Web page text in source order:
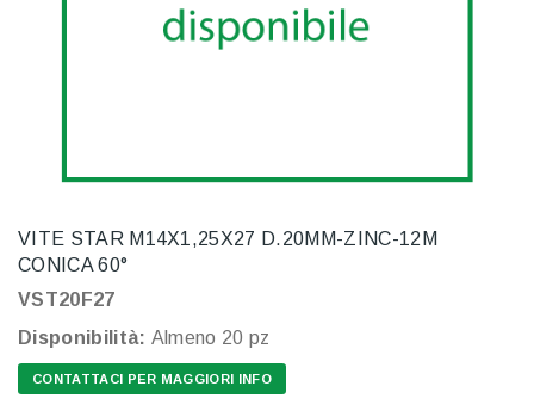
VITE STAR M14X1,25X27 D.20MM-ZINC-12M
CONICA 60°
VST20F27
Disponibilità: Almeno 20 pz
CONTATTACI PER MAGGIORI INFO